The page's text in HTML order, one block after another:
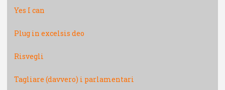
Yes I can
Plug in excelsis deo
Risvegli
Tagliare (davvero) i parlamentari